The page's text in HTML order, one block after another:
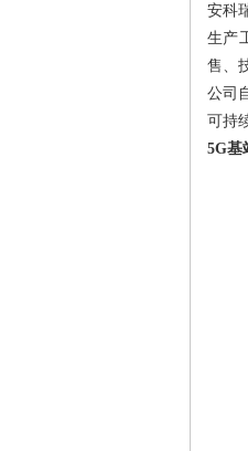
安科
生产
售、
公司
可持
5G基